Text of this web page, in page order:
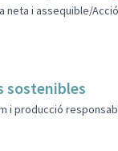
neta i assequible/
sostenibles
i producció